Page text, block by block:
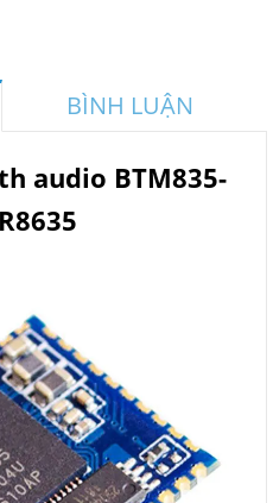
BÌNH LUẬN
audio BTM835-